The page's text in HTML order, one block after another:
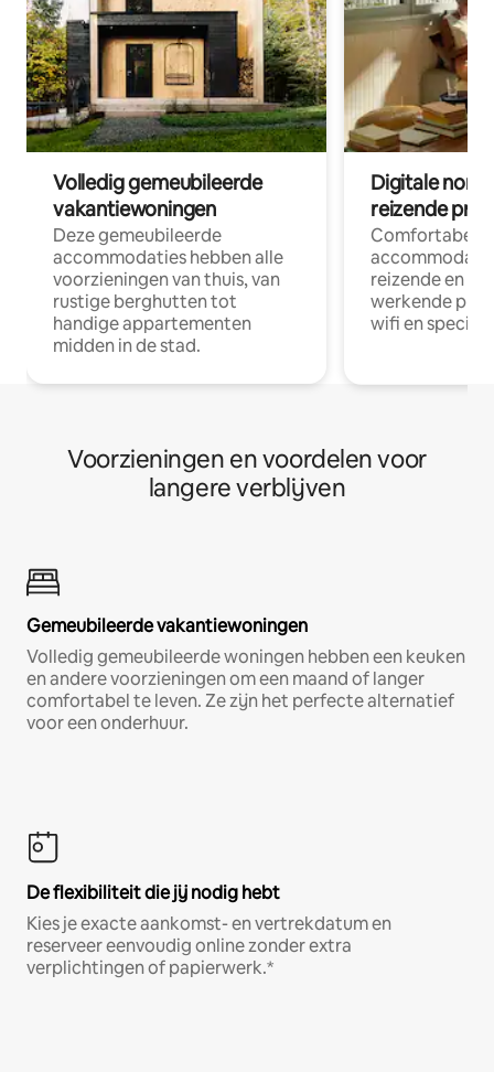
Volledig gemeubileerde
vakantiewoningen
Deze gemeubileerde
accommodaties hebben alle
voorzieningen van thuis, van
rustige berghutten tot
handige appartementen
midden in de stad.
Digitale
reizende
Comfortabele
reizende en
werkende
wifi en
Voorzieningen en voordelen voor
langere verblijven
Gemeubileerde vakantiewoningen
Volledig gemeubileerde woningen hebben een keuken
en andere voorzieningen om een maand of langer
comfortabel te leven. Ze zijn het perfecte alternatief
voor een onderhuur.
De flexibiliteit die jij nodig hebt
Kies je exacte aankomst- en vertrekdatum en
reserveer eenvoudig online zonder extra
verplichtingen of papierwerk.*